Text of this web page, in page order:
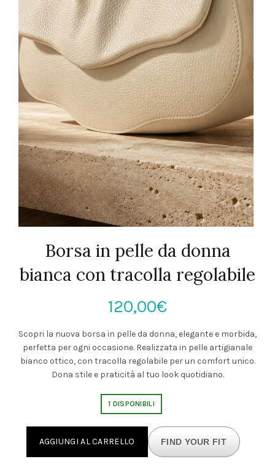
Borsa in pelle da donna
bianca con tracolla regolabile
120,00€
Scopri la nuova borsa in pelle da donna, elegante e morbida,
perfetta per ogni occasione. Realizzata in pelle artigianale
bianco ottico, con tracolla regolabile per un comfort unico.
Dona stile e praticità al tuo look quotidiano.
1 DISPONIBILI
AGGIUNGI AL CARRELLO FIND YOUR FIT